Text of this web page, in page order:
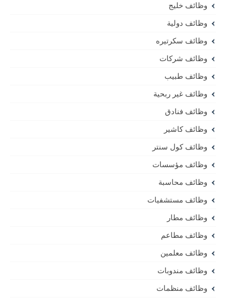
وظائف خليج
وظائف دولية
وظائف سكرتيره
وظائف شركات
وظائف طبيب
وظائف غير ربحية
وظائف فنادق
وظائف كاشير
وظائف كول سنتر
وظائف مؤسسات
وظائف محاسبة
وظائف مستشفيات
وظائف مطار
وظائف مطاعم
وظائف معلمين
وظائف مندوبات
وظائف منظمات